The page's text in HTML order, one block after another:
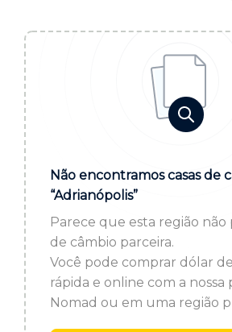
Acesse sua conta:
BROKER DE OFERTAS
ou cadastre-se se ainda não tem registro:
Não encontramos casas de
“Adrianópolis”
Parece que esta região não
de câmbio parceira.
Você pode comprar dólar
rápida e online com a nossa
Nomad ou em uma região